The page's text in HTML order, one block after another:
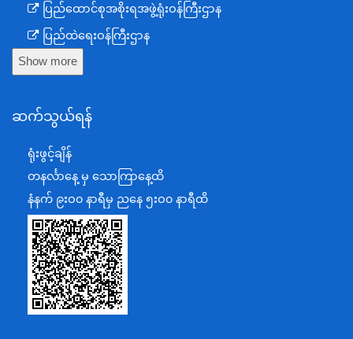
ပြည်ထောင်စုအစိုးရအဖွဲ့ရုံးဝန်ကြီးဌာန
ပြည်ထဲရေးဝန်ကြီးဌာန
ကာကွယ်ရေးဝန်ကြီးဌာန
စီမံကိန်း၊ဘဏ္ဍာရေးနှင့်စက်မှုဝန်ကြီးဌာန
အပြည်ပြည်ဆိုင်ရာပူးပေါင်းဆောင်ရွက်ရေးဝန်ကြီးဌာန
ပြန်ကြားရေးဝန်ကြီးဌာန
သာသနာရေးနှင့် ယဉ်ကျေးမှုဝန်ကြီးဌာန
စိုက်ပျိုးရေး၊မွေးမြူရေးနှင့်ဆည်မြောင်းဝန်ကြီးဌာန
ပို့ဆောင်ရေးနှင့်ဆက်သွယ်ရေးဝန်ကြီးဌာန
သယံဇာတနှင့်ပတ်ဝန်းကျင်ထိန်းသိမ်းရေးဝန်ကြီးဌာန
Show more
ဆက်သွယ်ရန်
ရုံးဖွင့်ချိန်
တနင်္လာနေ့ မှ သောကြာနေ့ထိ
နံနက် ၉းဝ၀ နာရီမှ ညနေ ၅းဝ၀ နာရီထိ